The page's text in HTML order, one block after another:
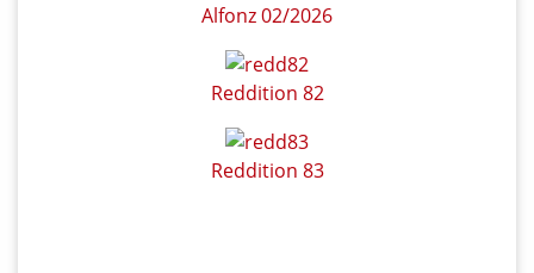
Alfonz 02/2026
Reddition 82
Reddition 83